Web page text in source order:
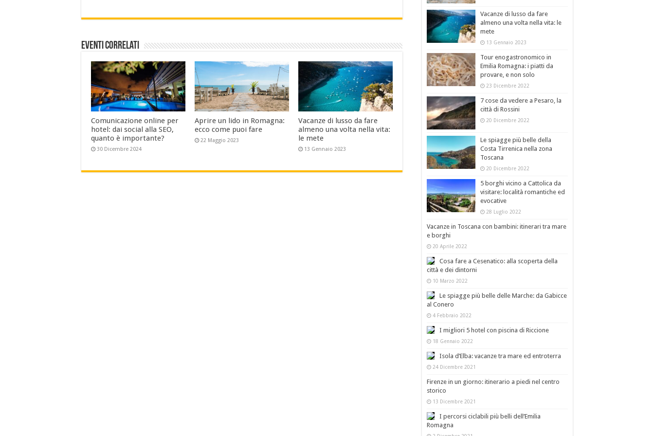
Eventi Correlati
Comunicazione online per
hotel: dai social alla SEO,
quanto è importante?
30 Dicembre 2024
Aprire un lido in Romagna:
ecco come puoi fare
22 Maggio 2023
Vacanze di lusso da fare
almeno una volta nella vita:
le mete
13 Gennaio 2023
Vacanze di lusso da fare
almeno una volta nella vita: le
mete
13 Gennaio 2023
Tour enogastronomico in
Emilia Romagna: i piatti da
provare, e non solo
23 Dicembre 2022
7 cose da vedere a Pesaro, la
città di Rossini
20 Dicembre 2022
Le spiagge più belle della
Costa Tirrenica nella zona
Toscana
20 Dicembre 2022
5 borghi vicino a Cattolica da
visitare: località romantiche ed
evocative
28 Luglio 2022
Vacanze in Toscana con bambini: itinerari tra mare
e borghi
20 Aprile 2022
Cosa fare a Cesenatico: alla scoperta della
città e dei dintorni
10 Marzo 2022
Le spiagge più belle delle Marche: da Gabicce
al Conero
4 Febbraio 2022
I migliori 5 hotel con piscina di Riccione
18 Gennaio 2022
Isola d’Elba: vacanze tra mare ed entroterra
24 Dicembre 2021
Firenze in un giorno: itinerario a piedi nel centro
storico
13 Dicembre 2021
I percorsi ciclabili più belli dell’Emilia
Romagna